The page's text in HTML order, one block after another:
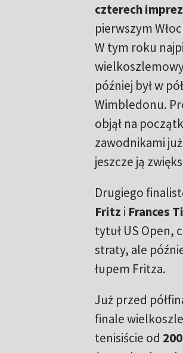
czterech
pierwszym
W tym roku
później był w
Wimbledonu.
objął na
zawodnikami
jeszcze ją
Drugiego
Fritz i Frances
tytuł US Open,
straty, ale
łupem Fritza.
Już przed
finale
tenisiście od